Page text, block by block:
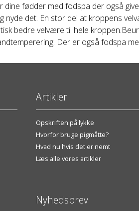
fødder med fodspa der også
det. En stor del at kroppens
bedre velvære til hele
Der er også fodspa
Artikler
Opskriften på lykke
Hvorfor bruge pigmåtte?
Hvad nu hvis det er nemt
Læs alle vores artikler
Nyhedsbrev